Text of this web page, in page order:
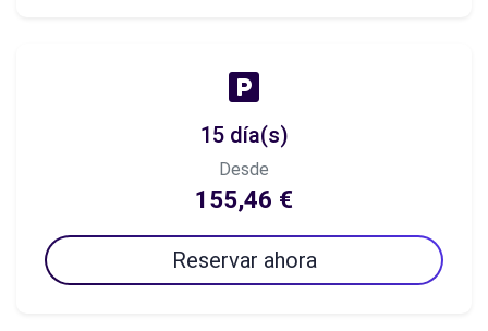
15 día(s)
Desde
155,46 €
Reservar ahora